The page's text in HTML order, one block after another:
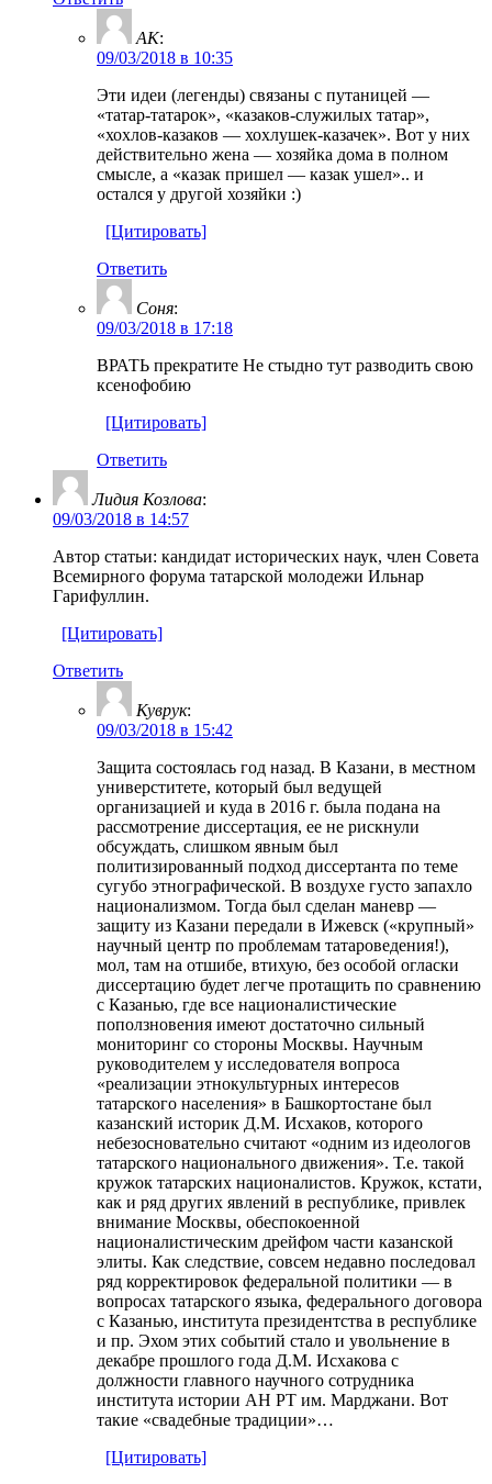
AK:
09/03/2018 в 10:35
Эти идеи (легенды) связаны с путаницей —
«татар-татарок», «казаков-служилых татар»,
«хохлов-казаков — хохлушек-казачек». Вот у них
действительно жена — хозяйка дома в полном
смысле, а «казак пришел — казак ушел».. и
остался у другой хозяйки :)
[Цитировать]
Ответить
Соня:
09/03/2018 в 17:18
ВРАТЬ прекратите Не стыдно тут разводить свою
ксенофобию
[Цитировать]
Ответить
Лидия Козлова:
09/03/2018 в 14:57
Автор статьи: кандидат исторических наук, член Совета
Всемирного форума татарской молодежи Ильнар
Гарифуллин.
[Цитировать]
Ответить
Куврук:
09/03/2018 в 15:42
Защита состоялась год назад. В Казани, в местном
универститете, который был ведущей
организацией и куда в 2016 г. была подана на
рассмотрение диссертация, ее не рискнули
обсуждать, слишком явным был
политизированный подход диссертанта по теме
сугубо этнографической. В воздухе густо запахло
национализмом. Тогда был сделан маневр —
защиту из Казани передали в Ижевск («крупный»
научный центр по проблемам татароведения!),
мол, там на отшибе, втихую, без особой огласки
диссертацию будет легче протащить по сравнению
с Казанью, где все националистические
поползновения имеют достаточно сильный
мониторинг со стороны Москвы. Научным
руководителем у исследователя вопроса
«реализации этнокультурных интересов
татарского населения» в Башкортостане был
казанский историк Д.М. Исхаков, которого
небезосновательно считают «одним из идеологов
татарского национального движения». Т.е. такой
кружок татарских националистов. Кружок, кстати,
как и ряд других явлений в республике, привлек
внимание Москвы, обеспокоенной
националистическим дрейфом части казанской
элиты. Как следствие, совсем недавно последовал
ряд корректировок федеральной политики — в
вопросах татарского языка, федерального договора
с Казанью, института президентства в республике
и пр. Эхом этих событий стало и увольнение в
декабре прошлого года Д.М. Исхакова с
должности главного научного сотрудника
института истории АН РТ им. Марджани. Вот
такие «свадебные традиции»…
[Цитировать]